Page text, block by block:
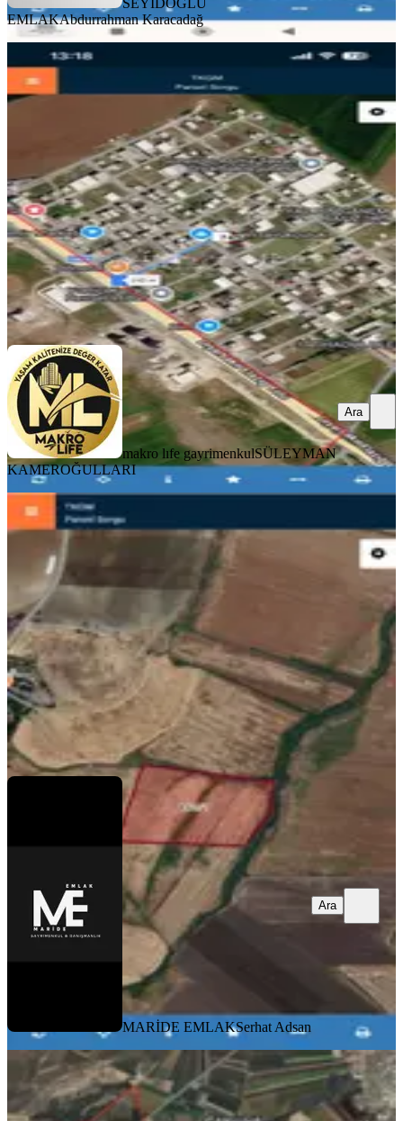
EMLAKAbdurrahman Karacadağ
Diyarbakır Yenişehir Yukarı Nasırlar
Mahallesi’nde Satılık 800m2 İmarlı
Diyarbakır, Yenişehir
800 m² ·4.563/m²·29.07.2026
3.650.000 ₺
makro lıfe gayrimenkulSÜLEYMAN KAMEROĞULLARI
Ara
makro lıfe gayrimenkulSÜLEYMAN
KAMEROĞULLARI
Ara
Maride Emlak'tan Çınar Altınakarda
Satılık Susuz Tarla
Diyarbakır, Çınar
230.000 ₺
MARİDE EMLAK Serhat Adsan
Ara
MARİDE EMLAKSerhat Adsan
Ara
Rota'dan Gömmetaş 40 Nolu Parselde
Satılık Kelepir Fiyata Arazi